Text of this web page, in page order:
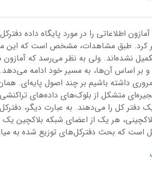
اطلاعاتی را در مورد پایگاه داده
کرد. طبق مشاهدات، مشخص است که این
نشده‌اند. ولی به نظر می‌رسد که آمازون
و بر اساس آن‌ها، به مسیر خود ادامه
داشته باشیم بر چند اصول پایه‌ای.
متشکل از بلوک‌های داده‌های
دفتر کل را می‌دهند. به عبارت دیگر،
هر یک از اعضای شبکه بلاکچین یک
است که بحث دفترکل‌های توزیع شده به